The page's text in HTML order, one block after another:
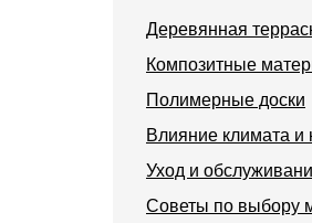
Деревянная
Композитные
Полимерные доски
Влияние климата и
Уход и
Советы по выбору